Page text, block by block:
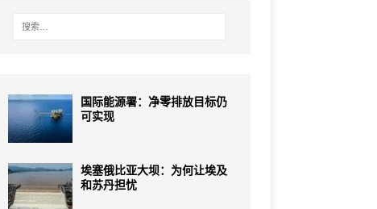
国际能源署：净零排放目标仍
可实现
埃塞俄比亚大坝：为何让埃及
和苏丹担忧